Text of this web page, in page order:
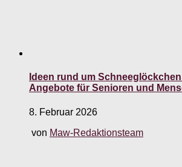
Ideen rund um
Angebote für Senioren und
8. Februar 2026
von Maw-Redaktionsteam